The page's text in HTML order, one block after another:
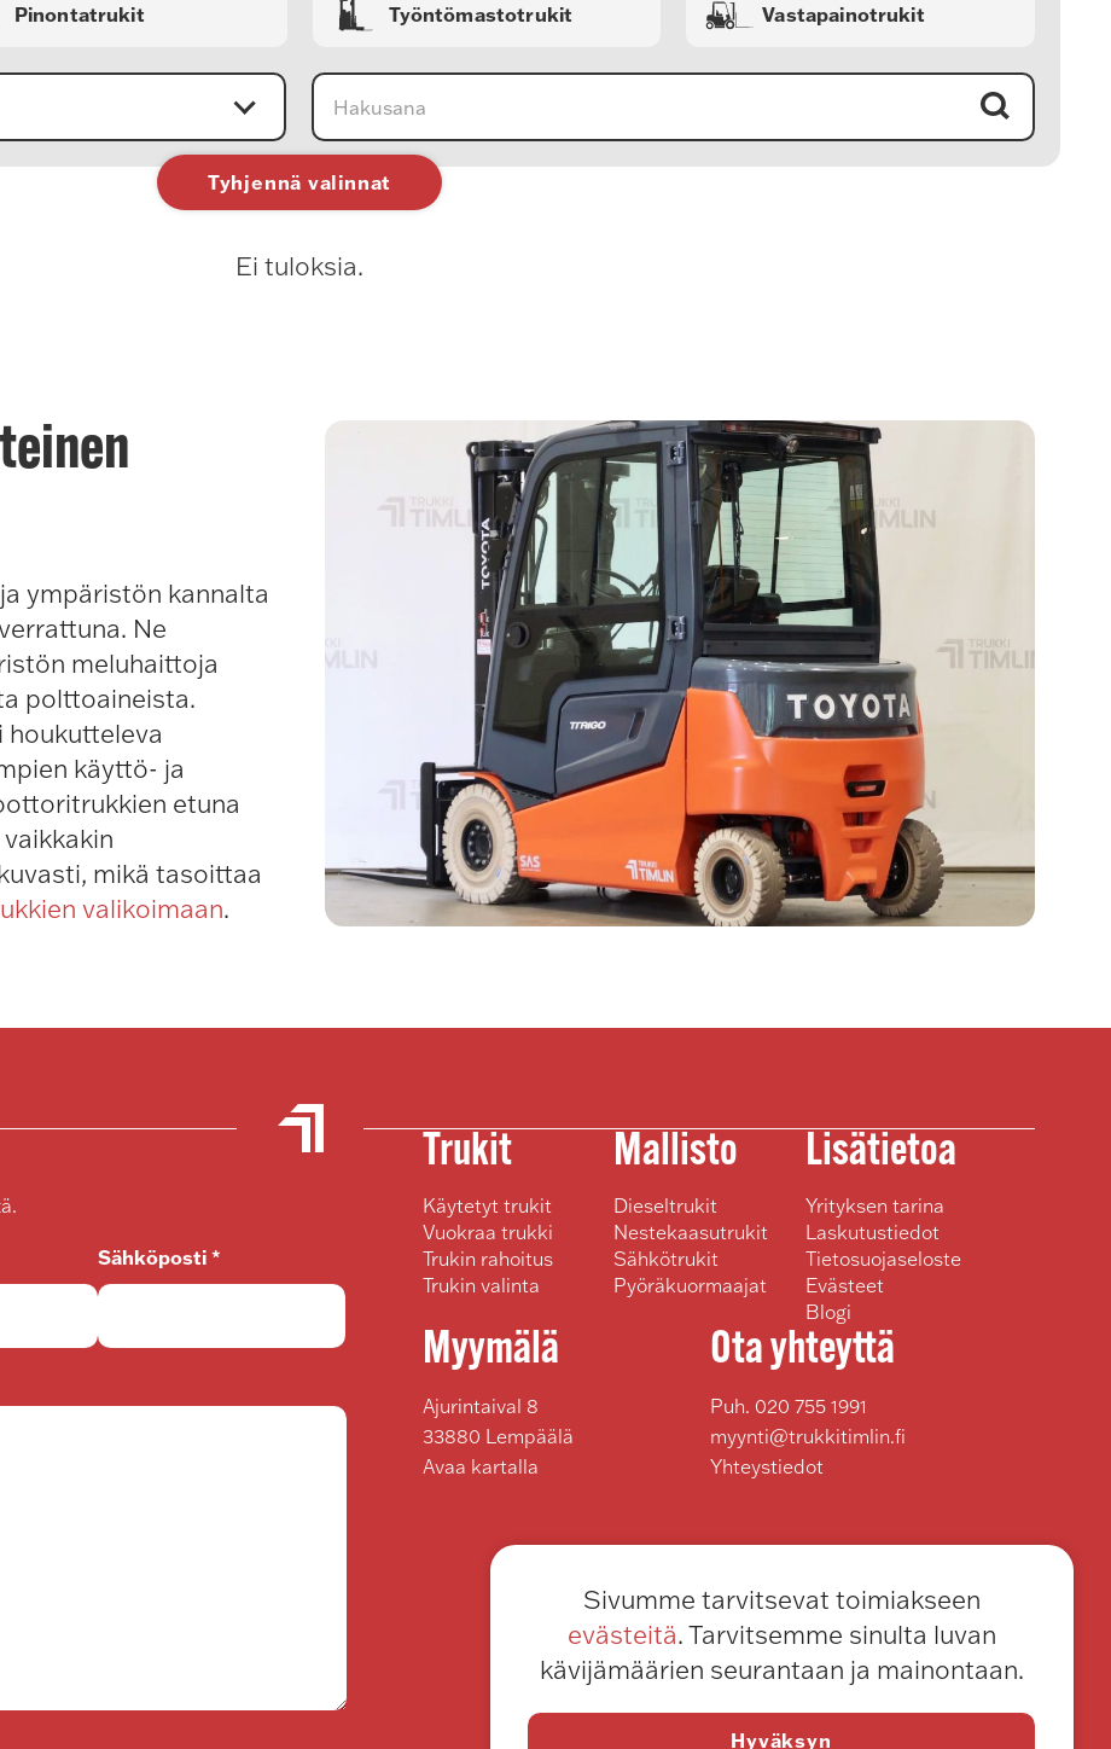
Pinontatrukit Työntömastotrukit Vastapainotrukit
Tyhjennä valinnat
Ei tuloksia.
ympäristön kannalta
Ne
meluhaittoja
polttoaineista.
houkutteleva
käyttö- ja
etuna
mikä tasoittaa
valikoimaan.
Sähköposti *
Trukit
Käytetyt trukit
Vuokraa trukki
Trukin rahoitus
Trukin valinta
Mallisto
Dieseltrukit
Nestekaasutrukit
Sähkötrukit
Pyöräkuormaajat
Lisätietoa
Yrityksen tarina
Laskutustiedot
Tietosuojaseloste
Evästeet
Blogi
Myymälä
Ajurintaival 8
33880 Lempäälä
Avaa kartalla
Ota yhteyttä
Puh. 020 755 1991
myynti@trukkitimlin.fi
Yhteystiedot
Sivumme tarvitsevat toimiakseen
evästeitä. Tarvitsemme sinulta luvan
kävijämäärien seurantaan ja mainontaan.
Hyväksyn